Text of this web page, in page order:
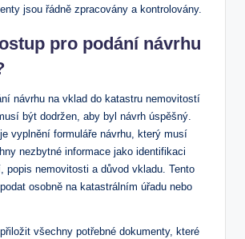
jsou řádně zpracovány a kontrolovány.
pro podání‌ návrhu
návrhu na vklad do katastru nemovitostí
být dodržen, aby byl návrh úspěšný.
vyplnění formuláře návrhu, který musí
nezbytné informace jako identifikaci
popis ‍nemovitosti a ‌důvod vkladu. Tento
osobně na katastrálním úřadu nebo
všechny potřebné⁢ dokumenty, které